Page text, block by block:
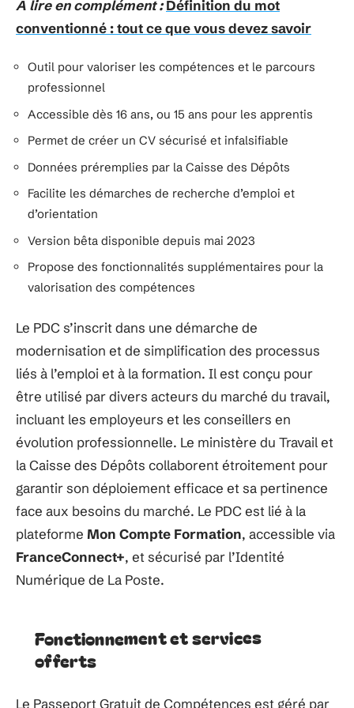
A lire en complément : Définition du mot
conventionné : tout ce que vous devez savoir
Outil pour valoriser les compétences et le parcours
professionnel
Accessible dès 16 ans, ou 15 ans pour les apprentis
Permet de créer un CV sécurisé et infalsifiable
Données préremplies par la Caisse des Dépôts
Facilite les démarches de recherche d’emploi et
d’orientation
Version bêta disponible depuis mai 2023
Propose des fonctionnalités supplémentaires pour la
valorisation des compétences
Le PDC s’inscrit dans une démarche de
modernisation et de simplification des processus
liés à l’emploi et à la formation. Il est conçu pour
être utilisé par divers acteurs du marché du travail,
incluant les employeurs et les conseillers en
évolution professionnelle. Le ministère du Travail et
la Caisse des Dépôts collaborent étroitement pour
garantir son déploiement efficace et sa pertinence
face aux besoins du marché. Le PDC est lié à la
plateforme Mon Compte Formation, accessible via
FranceConnect+, et sécurisé par l’Identité
Numérique de La Poste.
Fonctionnement et services
offerts
Le Passeport Gratuit de Compétences est géré par